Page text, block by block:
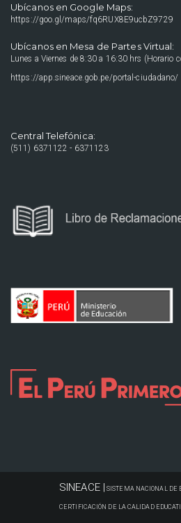
Ubícanos en Google Maps:
https://goo.gl/maps/fq6RUX8E9ucbZ9729
Ubícanos en Mesa de Partes Virtual:
Lunes a Viernes de 8:30 a 16:30 hrs (Horario
https://app.sineace.gob.pe/portal-ciudadano/
Central Telefónica:
(511) 6371122 - 6371123
SINEACE | SISTEMA NACIONAL DE
CERTIFICACIÓN DE LA CALIDAD